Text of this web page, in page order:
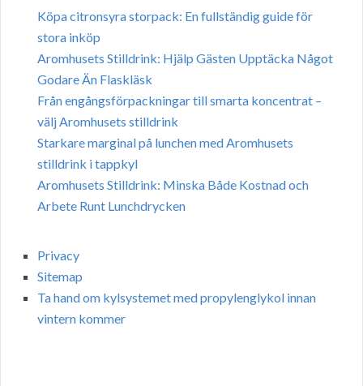
Köpa citronsyra storpack: En fullständig guide för
stora inköp
Aromhusets Stilldrink: Hjälp Gästen Upptäcka Något
Godare Än Flaskläsk
Från engångsförpackningar till smarta koncentrat –
välj Aromhusets stilldrink
Starkare marginal på lunchen med Aromhusets
stilldrink i tappkyl
Aromhusets Stilldrink: Minska Både Kostnad och
Arbete Runt Lunchdrycken
Privacy
Sitemap
Ta hand om kylsystemet med propylenglykol innan
vintern kommer